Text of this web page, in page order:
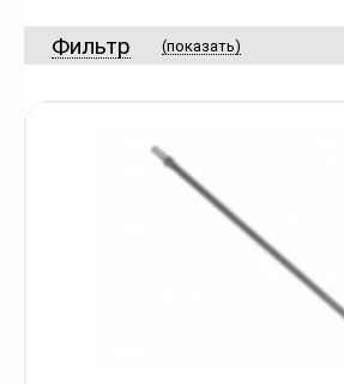
Фильтр (показать)